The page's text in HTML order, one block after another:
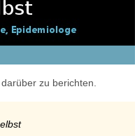
zu berichten.